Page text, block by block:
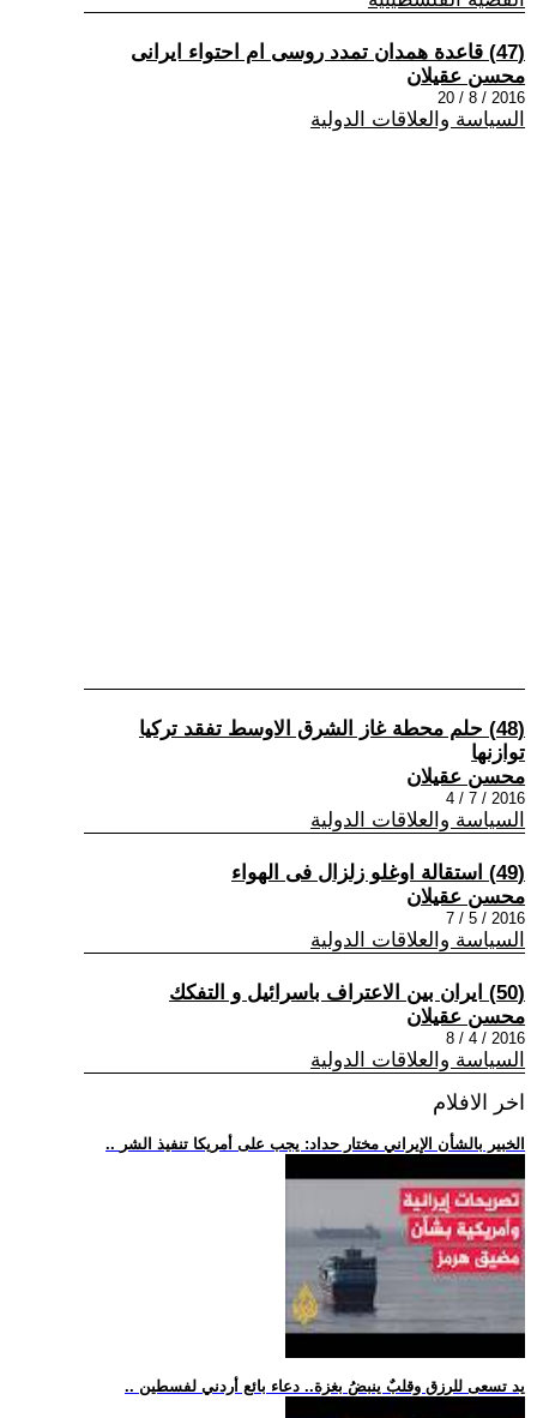
(47) قاعدة همدان تمدد روسى ام احتواء ايرانى
محسن عقيلان
2016 / 8 / 20
السياسة والعلاقات الدولية
(48) حلم محطة غاز الشرق الاوسط تفقد تركيا
توازنها
محسن عقيلان
2016 / 7 / 4
السياسة والعلاقات الدولية
(49) استقالة اوغلو زلزال فى الهواء
محسن عقيلان
2016 / 5 / 7
السياسة والعلاقات الدولية
(50) ايران بين الاعتراف باسرائيل و التفكك
محسن عقيلان
2016 / 4 / 8
السياسة والعلاقات الدولية
اخر الافلام
.. الخبير بالشأن الإيراني مختار حداد: يجب على أمريكا تنفيذ الشر
.. يد تسعى للرزق وقلبٌ ينبضُ بغزة.. دعاء بائع أردني لفسطين